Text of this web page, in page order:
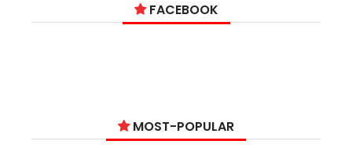
FACEBOOK
MOST-POPULAR